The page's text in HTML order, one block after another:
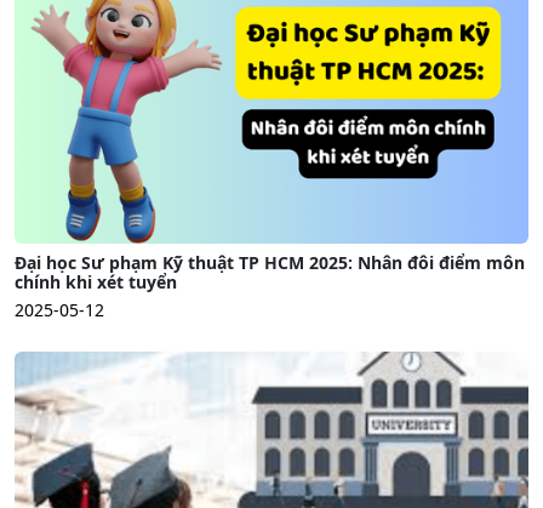
Đại học Sư phạm Kỹ thuật TP HCM 2025: Nhân đôi điểm môn
chính khi xét tuyển
2025-05-12